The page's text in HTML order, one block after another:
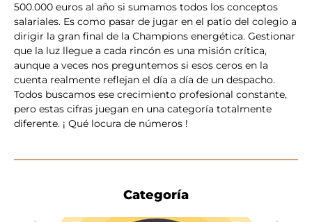
500.000 euros al año si sumamos todos los conceptos
salariales. Es como pasar de jugar en el patio del colegio a
dirigir la gran final de la Champions energética. Gestionar
que la luz llegue a cada rincón es una misión crítica,
aunque a veces nos preguntemos si esos ceros en la
cuenta realmente reflejan el día a día de un despacho.
Todos buscamos ese crecimiento profesional constante,
pero estas cifras juegan en una categoría totalmente
diferente. ¡ Qué locura de números !
Categoría